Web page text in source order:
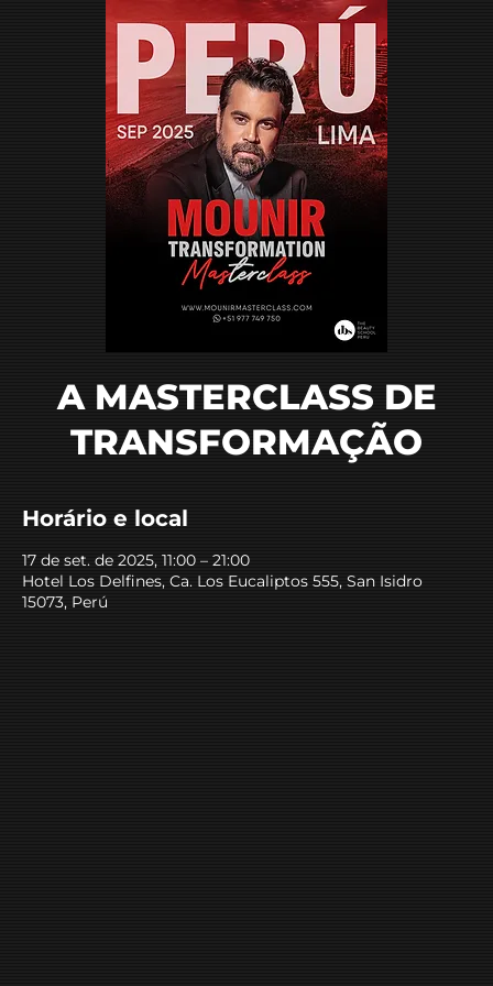
A MASTERCLASS DE
TRANSFORMAÇÃO
Horário e local
17 de set. de 2025, 11:00 – 21:00
Hotel Los Delfines, Ca. Los Eucaliptos 555, San Isidro
15073, Perú